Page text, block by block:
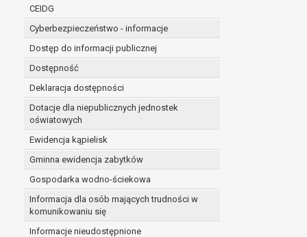
CEIDG
Cyberbezpieczeństwo - informacje
Dostęp do informacji publicznej
Dostępność
Deklaracja dostępności
Dotacje dla niepublicznych jednostek
oświatowych
Ewidencja kąpielisk
Gminna ewidencja zabytków
Gospodarka wodno-ściekowa
Informacja dla osób mających trudności w
komunikowaniu się
Informacje nieudostępnione
administratorowi bądź
niezbędność przetwarzania do celów
Z przyczyn związanych z Pani/Pana
on istnienie ważnych prawnie uzasadnionych
ustalenia, dochodzenia lub obrony roszczeń.
W przypadku gdy przetwarzanie danych osobowych
prawo do cofnięcia tej zgody w dowolnym momencie.
Przysługuje Pani/Panu prawo wniesienia skargi do
Organem właściwym do wniesienia skargi jest Prezes
W zależności od sfery, w której przetwarzane są
Pani/Pana dane nie będą poddawane